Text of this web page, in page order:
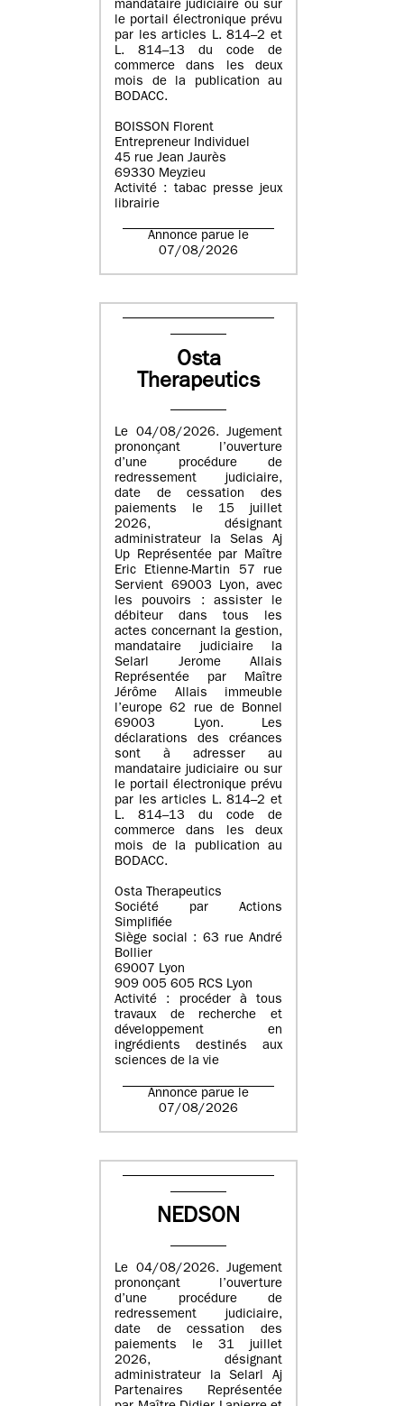
mandataire judiciaire ou sur
le portail électronique prévu
par les articles L. 814–2 et
L. 814–13 du code de
commerce dans les deux
mois de la publication au
BODACC.
BOISSON Florent
Entrepreneur Individuel
45 rue Jean Jaurès
69330 Meyzieu
Activité : tabac presse jeux
librairie
Annonce parue le
07/08/2026
Osta
Therapeutics
Le 04/08/2026. Jugement
prononçant l’ouverture
d’une procédure de
redressement judiciaire,
date de cessation des
paiements le 15 juillet
2026, désignant
administrateur la Selas Aj
Up Représentée par Maître
Eric Etienne-Martin 57 rue
Servient 69003 Lyon, avec
les pouvoirs : assister le
débiteur dans tous les
actes concernant la gestion,
mandataire judiciaire la
Selarl Jerome Allais
Représentée par Maître
Jérôme Allais immeuble
l’europe 62 rue de Bonnel
69003 Lyon. Les
déclarations des créances
sont à adresser au
mandataire judiciaire ou sur
le portail électronique prévu
par les articles L. 814–2 et
L. 814–13 du code de
commerce dans les deux
mois de la publication au
BODACC.
Osta Therapeutics
Société par Actions
Simplifiée
Siège social : 63 rue André
Bollier
69007 Lyon
909 005 605 RCS Lyon
Activité : procéder à tous
travaux de recherche et
développement en
ingrédients destinés aux
sciences de la vie
Annonce parue le
07/08/2026
NEDSON
Le 04/08/2026. Jugement
prononçant l’ouverture
d’une procédure de
redressement judiciaire,
date de cessation des
paiements le 31 juillet
2026, désignant
administrateur la Selarl Aj
Partenaires Représentée